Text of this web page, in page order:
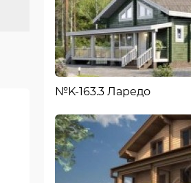
№K-163.3 Ларедо